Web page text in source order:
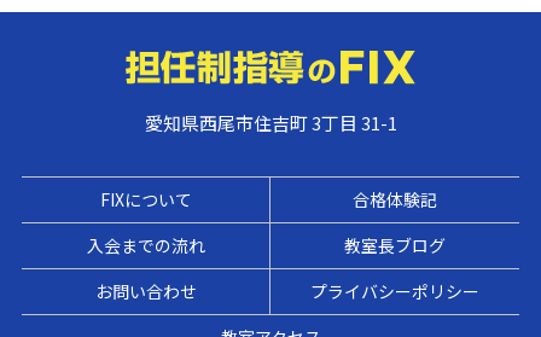
愛知県西尾市住吉町 3丁目 31-1
FIXについて
合格体験記
入会までの流れ
教室長ブログ
お問い合わせ
プライバシーポリシー